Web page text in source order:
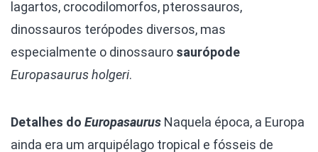
lagartos, crocodilomorfos, pterossauros,
dinossauros terópodes diversos, mas
especialmente o dinossauro saurópode
Europasaurusholgeri.
Detalhes do Europasaurus Naquela época, a Europa
ainda era um arquipélago tropical e fósseis de